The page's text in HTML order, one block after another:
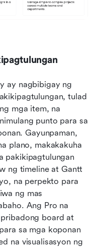
ay nagbibigay ng
tulad
mga item, na
punto para sa
Gayunpaman,
plano, makakakuha
pakikipagtulungan
ng timeline at Gantt
na perpekto para
ng mas
Ang Pro na
board at
sa mga koponan
na visualisasyon ng